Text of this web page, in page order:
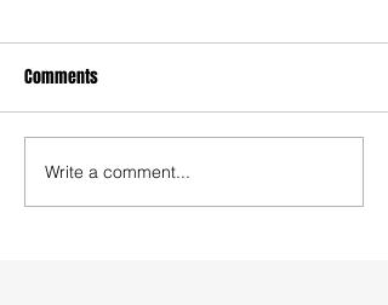
Comments
Write a comment...